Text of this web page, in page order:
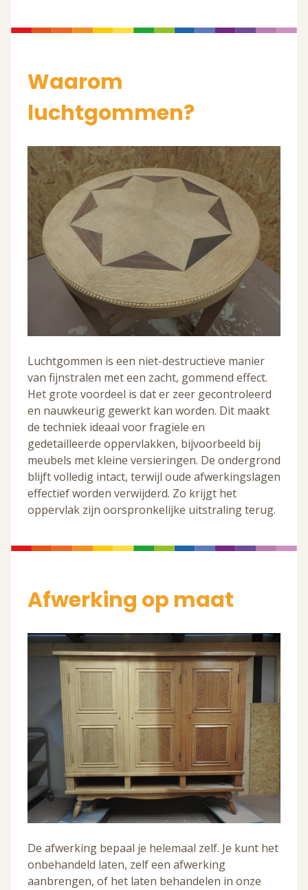
Waarom
luchtgommen?
Luchtgommen is een niet-destructieve manier
van fijnstralen met een zacht, gommend effect.
Het grote voordeel is dat er zeer gecontroleerd
en nauwkeurig gewerkt kan worden. Dit maakt
de techniek ideaal voor fragiele en
gedetailleerde oppervlakken, bijvoorbeeld bij
meubels met kleine versieringen. De ondergrond
blijft volledig intact, terwijl oude afwerkingslagen
effectief worden verwijderd. Zo krijgt het
oppervlak zijn oorspronkelijke uitstraling terug.
Afwerking op maat
De afwerking bepaal je helemaal zelf. Je kunt het
onbehandeld laten, zelf een afwerking
aanbrengen, of het laten behandelen in onze